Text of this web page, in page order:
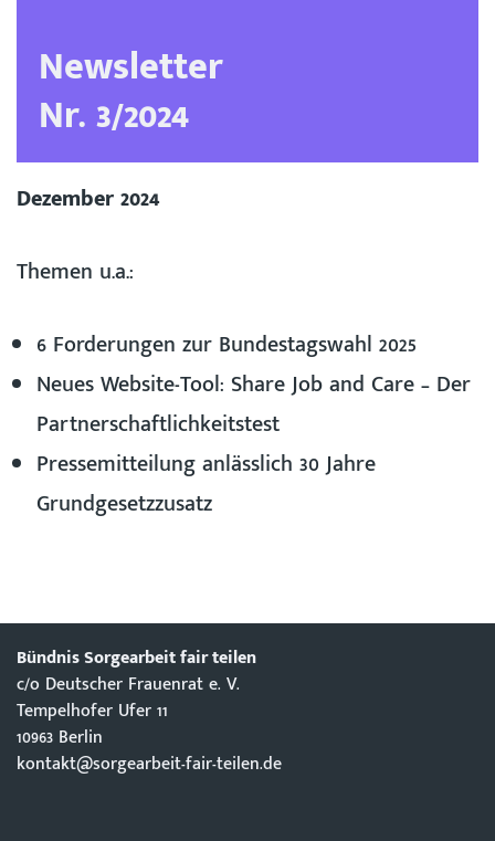
Newsletter
Nr. 3/2024
Dezember 2024
Themen u.a.:
6 Forderungen zur Bundestagswahl 2025
Neues Website-Tool: Share Job and Care – Der
Partnerschaftlichkeitstest
Pressemitteilung anlässlich 30 Jahre
Grundgesetzzusatz
Bündnis Sorgearbeit fair teilen
c/o Deutscher Frauenrat e. V.
Tempelhofer Ufer 11
10963 Berlin
kontakt@sorgearbeit-fair-teilen.de